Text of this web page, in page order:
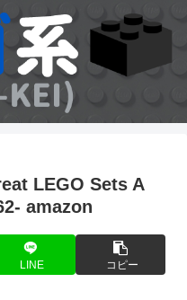
LEGO Sets A
amazon
LINE コピー